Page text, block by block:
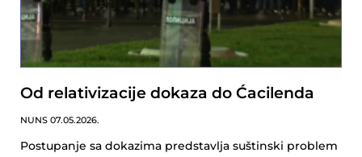
Od relativizacije dokaza do Ćacilenda
NUNS 07.05.2026.
Postupanje sa dokazima predstavlja suštinski problem